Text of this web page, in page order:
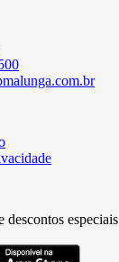
descontos especiais